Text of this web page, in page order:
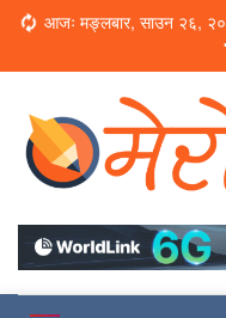
Loading...
आजः मङ्लबार, साउन २६,